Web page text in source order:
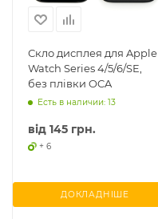
Скло дисплея для Apple
Watch Series 4/5/6/SE,
без плівки OCA
Есть в наличии: 13
від 145 грн.
+ 6
ДОКЛАДНІШЕ